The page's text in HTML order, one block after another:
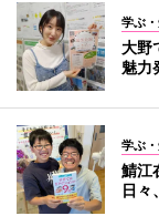
学ぶ
大野
魅力
学ぶ
鯖江
日々